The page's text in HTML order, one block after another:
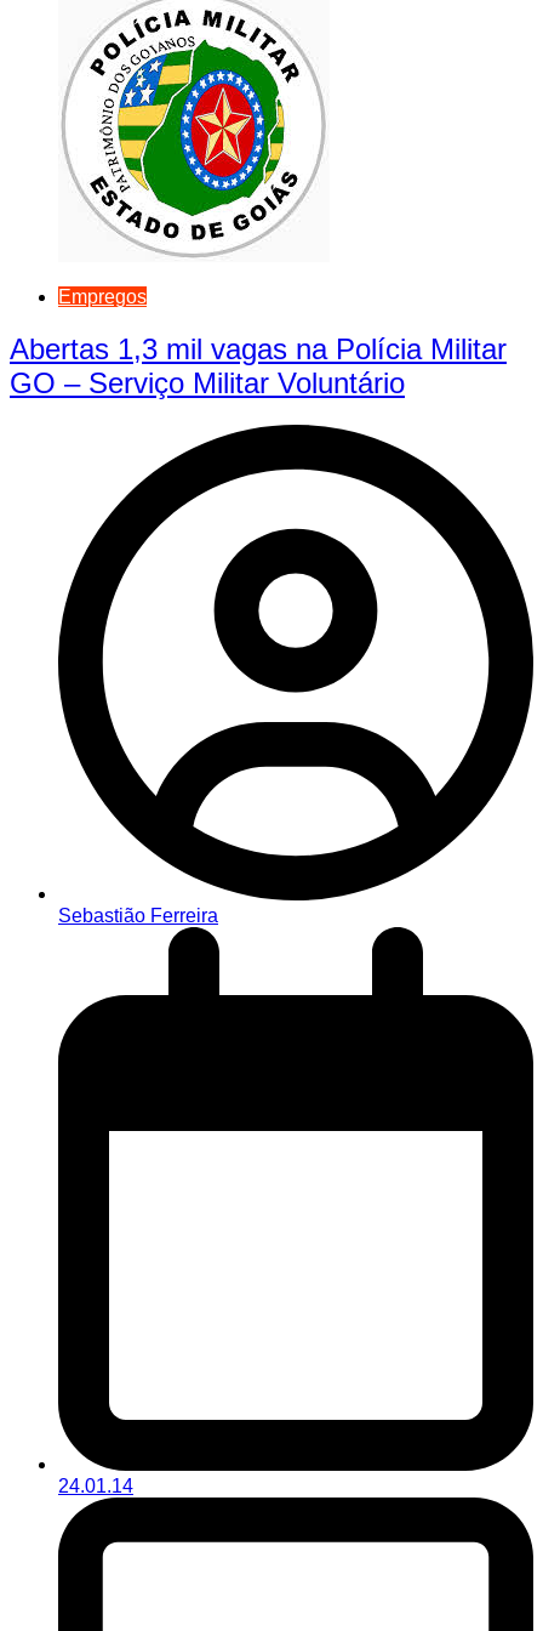
Empregos
Abertas 1,3 mil vagas na Polícia Militar
GO – Serviço Militar Voluntário
Sebastião Ferreira
24.01.14